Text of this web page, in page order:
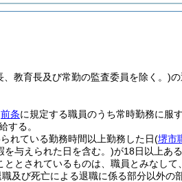
、教育長及び常勤の監査委員を除く。)
前条に規定する職員のうち常時勤務に服
する。
れている勤務時間以上勤務した日(堺市
を与えられた日を含む。)が18日以上あ
とされているものは、職員とみなして
及び死亡による退職に係る部分以外の